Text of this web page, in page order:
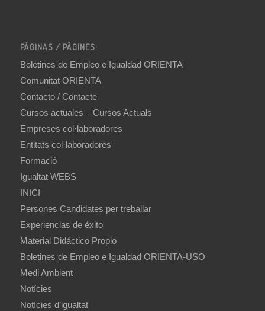
PÁGINAS / PÀGINES:
Boletines de Empleo e Igualdad ORIENTA
Comunitat ORIENTA
Contacto / Contacte
Cursos actuales – Cursos Actuals
Empreses col·laboradores
Entitats col·laboradores
Formació
Igualtat WEBS
INICI
Persones Candidates per treballar
Experiencias de éxito
Material Didáctico Propio
Boletines de Empleo e Igualdad ORIENTA-USO
Medi Ambient
Notícies
Notícies d’igualtat